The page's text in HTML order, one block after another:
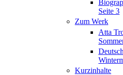
Seite 3
Zum Werk
Atta
Kurzinhalte